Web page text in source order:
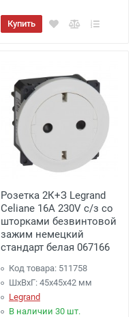
Купить
Розетка 2К+З Legrand
Celiane 16A 230V с/з со
шторками безвинтовой
зажим немецкий
стандарт белая 067166
Код товара: 511758
ШхВхГ: 45x45x42 мм
Legrand
В наличии 30 шт.